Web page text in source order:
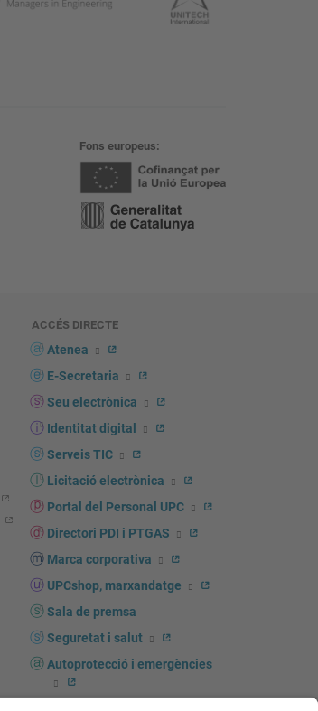
Fons europeus
ACCÉS DIRECTE
Atenea
E-Secretaria
Seu electrònica
Identitat digital
Serveis TIC
Licitació electrònica
Portal del Personal UPC
Directori PDI i PTGAS
Marca corporativa
UPCshop, marxandatge
Sala de premsa
Seguretat i salut
Autoprotecció i emergències